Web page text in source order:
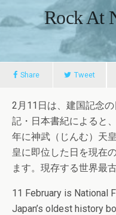
Rock At
Share Tweet
2月11日は、建国記念
記・日本書紀によると
年に神武（じんむ）天
皇に即位した日を現在
ます。現存する世界最
11 February is National
Japan’s oldest history